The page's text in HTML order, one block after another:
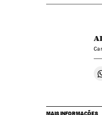
MAIS INFORMAÇÕES